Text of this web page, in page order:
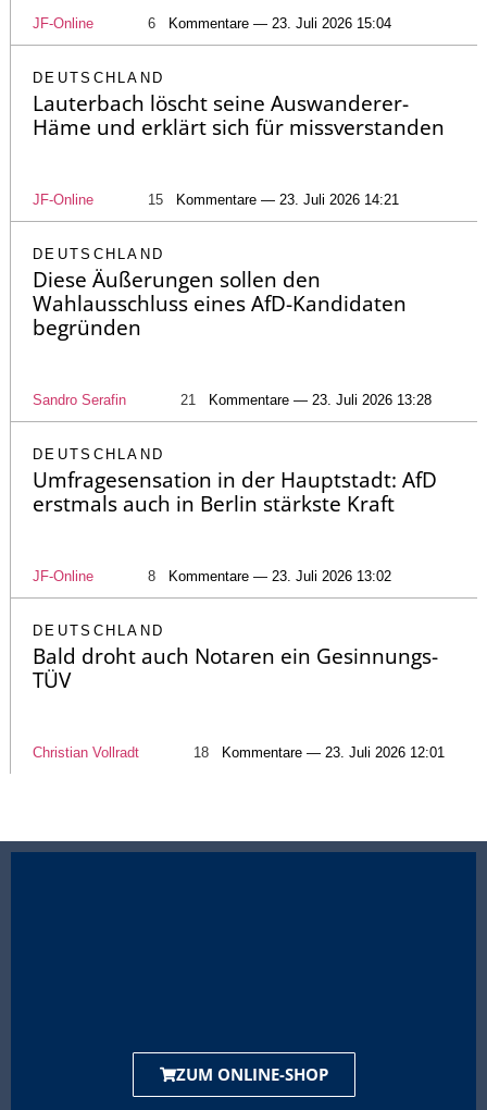
JF-Online 6 Kommentare — 23. Juli 2026 15:04
DEUTSCHLAND
Lauterbach löscht seine Auswanderer-
Häme und erklärt sich für missverstanden
JF-Online 15 Kommentare — 23. Juli 2026 14:21
DEUTSCHLAND
Diese Äußerungen sollen den
Wahlausschluss eines AfD-Kandidaten
begründen
Sandro Serafin 21 Kommentare — 23. Juli 2026 13:28
DEUTSCHLAND
Umfragesensation in der Hauptstadt: AfD
erstmals auch in Berlin stärkste Kraft
JF-Online 8 Kommentare — 23. Juli 2026 13:02
DEUTSCHLAND
Bald droht auch Notaren ein Gesinnungs-
TÜV
Christian Vollradt 18 Kommentare — 23. Juli 2026 12:01
ZUM ONLINE-SHOP